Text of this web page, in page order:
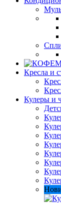
Кресла и
Кулеры и